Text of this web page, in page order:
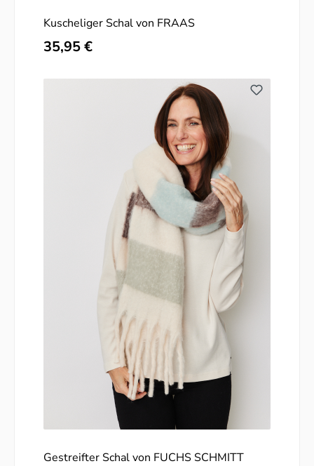
Kuscheliger Schal von FRAAS
Regulärer Preis:
35,95 €
Gestreifter Schal von FUCHS SCHMITT